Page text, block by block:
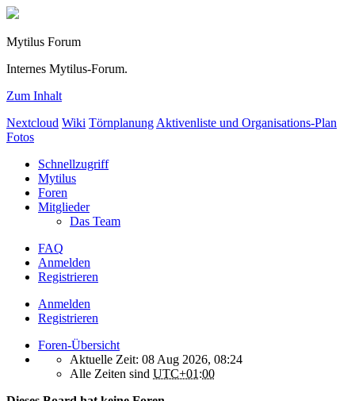
Mytilus Forum
Internes Mytilus-Forum.
Zum Inhalt
Nextcloud Wiki Törnplanung Aktivenliste und Organisations-Plan
Fotos
Schnellzugriff
Mytilus
Foren
Mitglieder
Das Team
FAQ
Anmelden
Registrieren
Anmelden
Registrieren
Foren-Übersicht
Aktuelle Zeit: 08 Aug 2026, 08:24
Alle Zeiten sind UTC+01:00